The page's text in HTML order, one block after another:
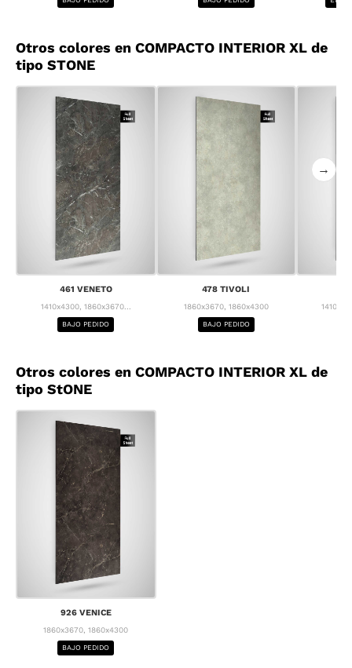
Otros colores en COMPACTO INTERIOR XL de
tipo STONE
461 VENETO
1410x4300, 1860x3670...
BAJO PEDIDO
478 TIVOLI
1860x3670, 1860x4300
BAJO PEDIDO
→
Otros colores en COMPACTO INTERIOR XL de
tipo StONE
926 VENICE
1860x3670, 1860x4300
BAJO PEDIDO